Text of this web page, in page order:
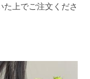
上でご注文くださ